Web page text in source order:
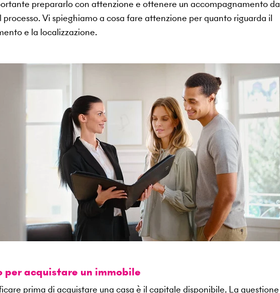
prepararlo con attenzione e ottenere un accompagnamento da
Vi spieghiamo a cosa fare attenzione per quanto riguarda il
e la localizzazione.
acquistare un immobile
prima di acquistare una casa è il capitale disponibile. La questione